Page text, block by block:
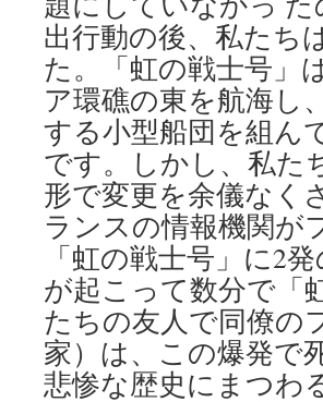
出行動の後、私たち
た。「虹の戦士号」
ア環礁の東を航海し
する小型船団を組ん
です。しかし、私た
形で変更を余儀なく
ランスの情報機関が
「虹の戦士号」に2
が起こって数分で「
たちの友人で同僚の
家）は、この爆発で
悲惨な歴史にまつわ